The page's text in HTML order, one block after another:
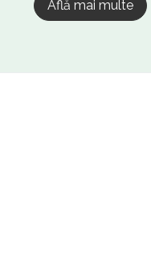
Află mai multe